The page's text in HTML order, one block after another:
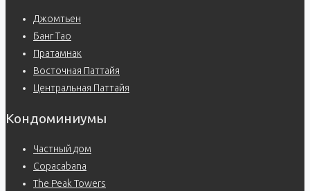
Джомтьен
Банг Тао
Пратамнак
Восточная Паттайя
Центральная Паттайя
Кондоминиумы
Частный дом
Copacabana
The Peak Towers